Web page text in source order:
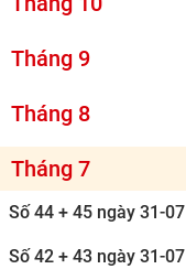
Tháng 9
Tháng 8
Tháng 7
Số 44 + 45 ngày 31-07
Số 42 + 43 ngày 31-07